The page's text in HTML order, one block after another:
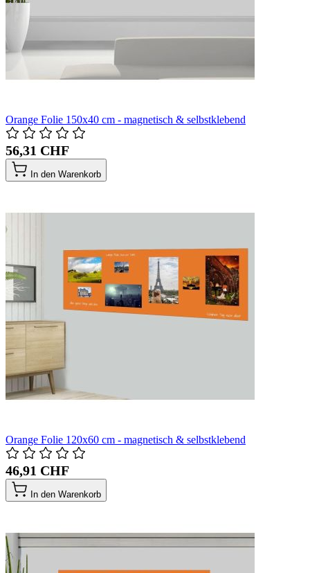
Orange Folie 150x40 cm - magnetisch & selbstklebend
56,31 CHF
In den Warenkorb
Orange Folie 120x60 cm - magnetisch & selbstklebend
46,91 CHF
In den Warenkorb